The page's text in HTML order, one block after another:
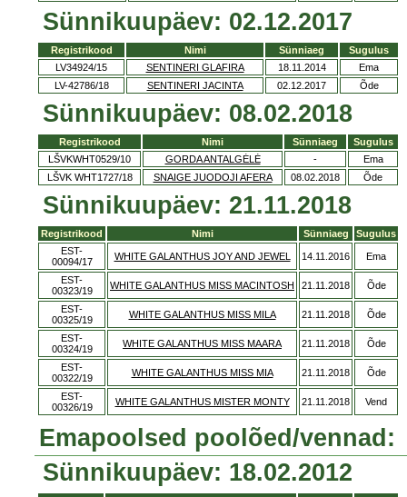
Sünnikuupäev: 02.12.2017
Registrikood Nimi Sünniaeg
Sugulus
LV34924/15
SENTINERI GLAFIRA 18.11.2014
Ema
LV-42786/18
SENTINERI JACINTA 02.12.2017 Õde
Sünnikuupäev: 08.02.2018
Registrikood Nimi Sünniaeg
Sugulus
LŠVKWHT0529/10
GORDA ANTALGĖLĖ -
Ema
LŠVK WHT1727/18
SNAIGE JUODOJI AFERA 08.02.2018 Õde
Sünnikuupäev: 21.11.2018
Registrikood Nimi Sünniaeg
Sugulus
EST-
00094/17
WHITE GALANTHUS JOY AND JEWEL 14.11.2016 Ema
EST-
00323/19
WHITE GALANTHUS MISS MACINTOSH 21.11.2018 Õde
EST-
00325/19
WHITE GALANTHUS MISS MILA 21.11.2018 Õde
EST-
00324/19
WHITE GALANTHUS MISS MAARA 21.11.2018 Õde
EST-
00322/19
WHITE GALANTHUS MISS MIA 21.11.2018 Õde
EST-
00326/19
WHITE GALANTHUS MISTER MONTY 21.11.2018 Vend
Emapoolsed poolõed/vennad:
Sünnikuupäev: 18.02.2012